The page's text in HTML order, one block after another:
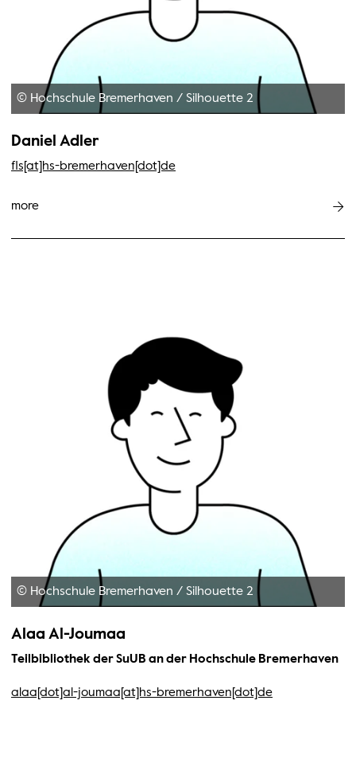
© Hochschule Bremerhaven / Silhouette 2
Daniel Adler
fls[at]hs-bremerhaven[dot]de
more
© Hochschule Bremerhaven / Silhouette 2
Alaa Al-Joumaa
Teilbibliothek der SuUB an der Hochschule Bremerhaven
alaa[dot]al-joumaa[at]hs-bremerhaven[dot]de